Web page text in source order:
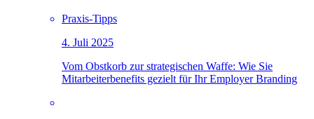
Praxis-Tipps
4. Juli 2025
Vom Obstkorb zur strategischen Waffe: Wie Sie
Mitarbeiterbenefits gezielt für Ihr Employer Branding